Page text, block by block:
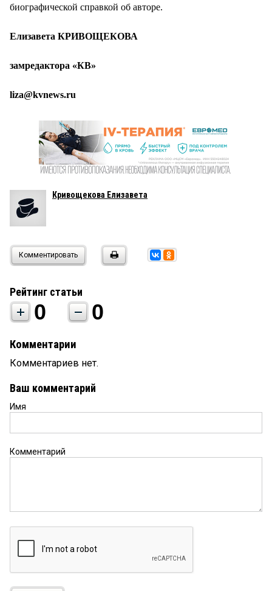
биографической справкой об авторе.
Елизавета КРИВОЩЕКОВА
замредактора «КВ»
liza@kvnews.ru
Кривощекова Елизавета
Комментировать
Рейтинг статьи
0 0
Комментарии
Комментариев нет.
Ваш комментарий
Имя
Комментарий